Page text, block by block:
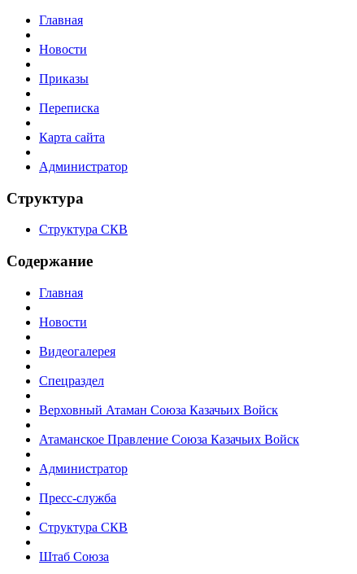
Главная
Новости
Приказы
Переписка
Карта сайта
Администратор
Структура
Структура СКВ
Содержание
Главная
Новости
Видеогалерея
Спецраздел
Верховный Атаман Союза Казачьих Войск
Атаманское Правление Союза Казачьих Войск
Администратор
Пресс-служба
Структура СКВ
Штаб Союза